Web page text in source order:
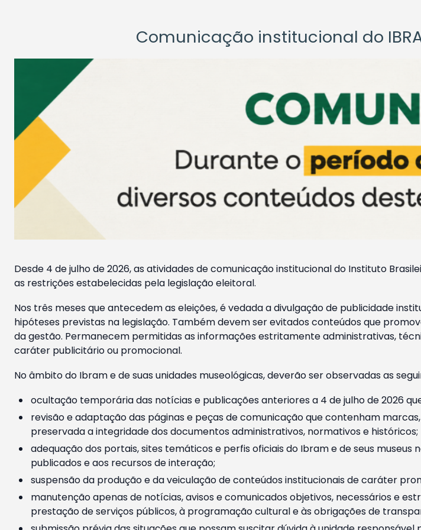
Comunicação institucional do
Desde 4 de julho de 2026, as atividades de comunicação institucional do Instituto
as restrições estabelecidas pela legislação eleitoral.
Nos três meses que antecedem as eleições, é vedada a divulgação de publicidade
hipóteses previstas na legislação. Também devem ser evitados conteúdos que
da gestão. Permanecem permitidas as informações estritamente administrativas,
caráter publicitário ou promocional.
No âmbito do Ibram e de suas unidades museológicas, deverão ser observadas as
ocultação temporária das notícias e publicações anteriores a 4 de julho de 2026
revisão e adaptação das páginas e peças de comunicação que contenham
preservada a integridade dos documentos administrativos, normativos e históricos;
adequação dos portais, sites temáticos e perfis oficiais do Ibram e de seus museus
publicados e aos recursos de interação;
suspensão da produção e da veiculação de conteúdos institucionais de caráter
manutenção apenas de notícias, avisos e comunicados objetivos, necessários e
prestação de serviços públicos, à programação cultural e às obrigações de